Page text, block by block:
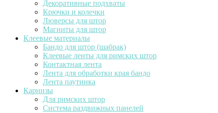
Декоративные подхваты
Крючки и колечки
Люверсы для штор
Магниты для штор
Клеевые материалы
Бандо для штор (шабрак)
Клеевые ленты для римских штор
Контактная лента
Лента для обработки края бандо
Лента паутинка
Карнизы
Для римских штор
Система раздвижных панелей